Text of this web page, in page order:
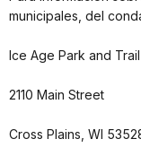
municipales, del
Ice Age Park and
2110 Main Street
Cross Plains, WI